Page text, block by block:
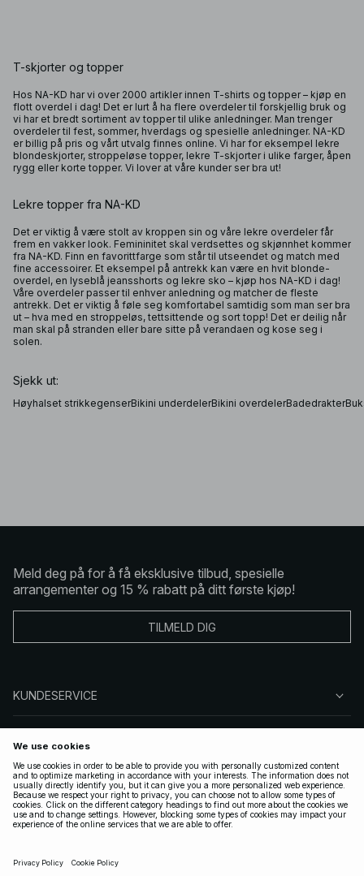
T-skjorter og topper
Hos NA-KD har vi over 2000 artikler innen T-shirts og topper – kjøp en
flott overdel i dag! Det er lurt å ha flere overdeler til forskjellig bruk og
vi har et bredt sortiment av toppertil ulike anledninger. Man trenger
overdeler til fest, sommer, hverdags og spesielle anledninger. NA-KD
er billig på pris og vårt utvalg finnes online. Vi har for eksempel lekre
blondeskjorter, stroppeløse topper, lekre T-skjorter i ulike farger, åpen
rygg eller korte topper. Vi lover at våre kunder ser bra ut!
Lekre topper fra NA-KD
Det er viktig å være stolt av kroppen sin og våre lekre overdeler får
frem en vakker look. Femininitet skal verdsettes og skjønnhet kommer
fra NA-KD. Finn en favorittfarge som står til utseendet og match med
fine accessoirer. Et eksempel på antrekk kan være en hvit blonde-
overdel, en lyseblå jeansshorts og lekre sko – kjøp hos NA-KD i dag!
Våre overdeler passer til enhver anledning og matcher de fleste
antrekk. Det er viktig å føle seg komfortabel samtidig som man ser bra
ut – hva med en stroppeløs, tettsittende og sort topp! Det er deilig når
man skal på stranden eller bare sitte på verandaen og kose seg i
solen.
Sjekk ut:
Høyhalset strikkegenserBikini underdelerBikini overdelerBadedrakter
Meld deg på for å få eksklusive tilbud, spesielle
arrangementer og 15 % rabatt på ditt første kjøp!
TILMELD DIG
KUNDESERVICE
FØLG OSS
LOVLIG